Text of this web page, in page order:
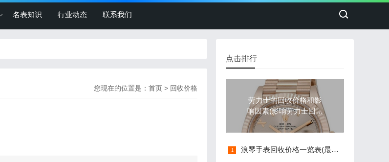
名表知识 行业动态 联系我们
您现在的位置是： 首页 > 回收价格
点击排行
劳力士的回收价格和影
响因素(影响劳力士回收
价格的因素)
浪琴手表回收价格一览表(最新版)